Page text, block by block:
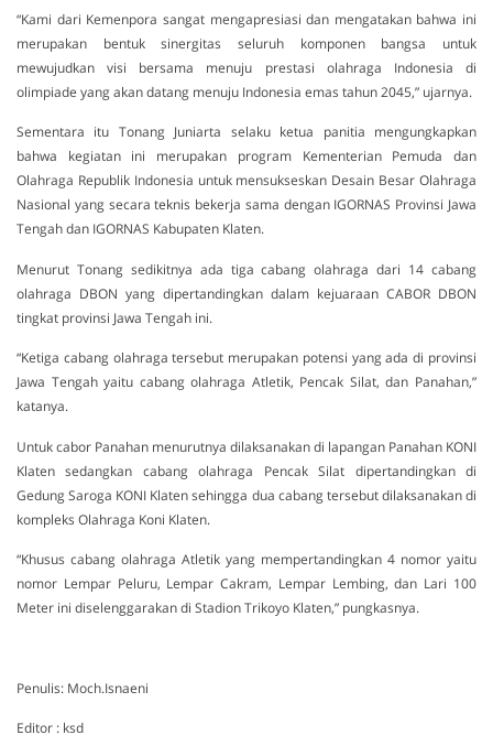
“Kami dari Kemenpora sangat mengapresiasi dan mengatakan bahwa ini
merupakan bentuk sinergitas seluruh komponen bangsa untuk
mewujudkan visi bersama menuju prestasi olahraga Indonesia di
olimpiade yang akan datang menuju Indonesia emas tahun 2045,” ujarnya.
Sementara itu Tonang Juniarta selaku ketua panitia mengungkapkan
bahwa kegiatan ini merupakan program Kementerian Pemuda dan
Olahraga Republik Indonesia untuk mensukseskan Desain Besar Olahraga
Nasional yang secara teknis bekerja sama dengan IGORNAS Provinsi Jawa
Tengah dan IGORNAS Kabupaten Klaten.
Menurut Tonang sedikitnya ada tiga cabang olahraga dari 14 cabang
olahraga DBON yang dipertandingkan dalam kejuaraan CABOR DBON
tingkat provinsi Jawa Tengah ini.
“Ketiga cabang olahraga tersebut merupakan potensi yang ada di provinsi
Jawa Tengah yaitu cabang olahraga Atletik, Pencak Silat, dan Panahan,”
katanya.
Untuk cabor Panahan menurutnya dilaksanakan di lapangan Panahan KONI
Klaten sedangkan cabang olahraga Pencak Silat dipertandingkan di
Gedung Saroga KONI Klaten sehingga dua cabang tersebut dilaksanakan di
kompleks Olahraga Koni Klaten.
“Khusus cabang olahraga Atletik yang mempertandingkan 4 nomor yaitu
nomor Lempar Peluru, Lempar Cakram, Lempar Lembing, dan Lari 100
Meter ini diselenggarakan di Stadion Trikoyo Klaten,” pungkasnya.
Penulis: Moch.Isnaeni
Editor : ksd